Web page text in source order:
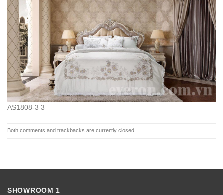
AS1808-3 3
Both comments and trackbacks are currently closed.
SHOWROOM 1